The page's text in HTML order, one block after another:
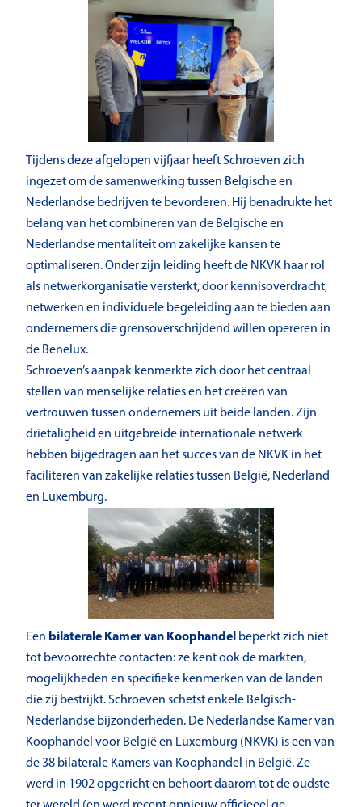
Tijdens deze afgelopen vijfjaar heeft Schroeven zich
ingezet om de samenwerking tussen Belgische en
Nederlandse bedrijven te bevorderen. Hij benadrukte het
belang van het combineren van de Belgische en
Nederlandse mentaliteit om zakelijke kansen te
optimaliseren. Onder zijn leiding heeft de NKVK haar rol
als netwerkorganisatie versterkt, door kennisoverdracht,
netwerken en individuele begeleiding aan te bieden aan
ondernemers die grensoverschrijdend willen opereren in
de Benelux.
Schroeven’s aanpak kenmerkte zich door het centraal
stellen van menselijke relaties en het creëren van
vertrouwen tussen ondernemers uit beide landen. Zijn
drietaligheid en uitgebreide internationale netwerk
hebben bijgedragen aan het succes van de NKVK in het
faciliteren van zakelijke relaties tussen België, Nederland
en Luxemburg.
Een bilaterale Kamer van Koophandel beperkt zich niet
tot bevoorrechte contacten: ze kent ook de markten,
mogelijkheden en specifieke kenmerken van de landen
die zij bestrijkt. Schroeven schetst enkele Belgisch-
Nederlandse bijzonderheden. De Nederlandse Kamer van
Koophandel voor België en Luxemburg (NKVK) is een van
de 38 bilaterale Kamers van Koophandel in België. Ze
werd in 1902 opgericht en behoort daarom tot de oudste